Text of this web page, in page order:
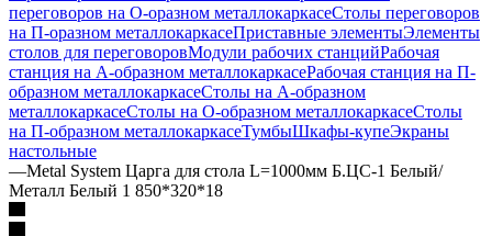
переговоров на О-оразном металлокаркасеСтолы переговоров
на П-оразном металлокаркасеПриставные элементыЭлементы
столов для переговоровМодули рабочих станцийРабочая
станция на А-образном металлокаркасеРабочая станция на П-
образном металлокаркасеСтолы на А-образном
металлокаркасеСтолы на О-образном металлокаркасеСтолы
на П-образном металлокаркасеТумбыШкафы-купеЭкраны
настольные
—Metal System Царга для стола L=1000мм Б.ЦС-1 Белый/
Металл Белый 1 850*320*18